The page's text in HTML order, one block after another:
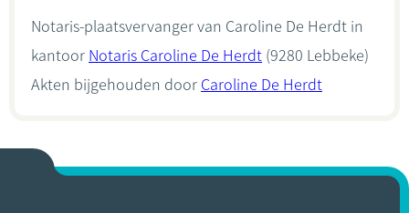
Notaris-plaatsvervanger van Caroline De Herdt in
kantoor Notaris Caroline De Herdt (9280 Lebbeke)
Akten bijgehouden door Caroline De Herdt